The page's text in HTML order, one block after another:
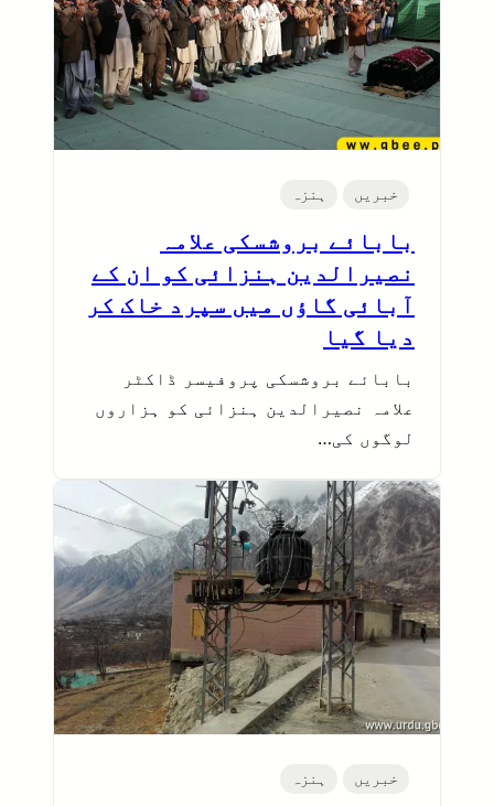
خبریں ہنزہ
بابائے بروشسکی علامہ
نصیرالدین ہنزائی کو ان کے
آبائی گاؤں میں سپرد خاک کر
دیا گیا
بابائے بروشسکی پروفیسر ڈاکٹر
علامہ نصیرالدین ہنزائی کو ہزاروں
لوگوں کی…
خبریں ہنزہ